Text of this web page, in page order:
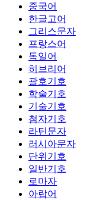
중국어
한글고어
그리스문자
프랑스어
독일어
히브리어
괄호기호
학술기호
기술기호
첨자기호
라틴문자
러시아문자
단위기호
일반기호
로마자
아랍어